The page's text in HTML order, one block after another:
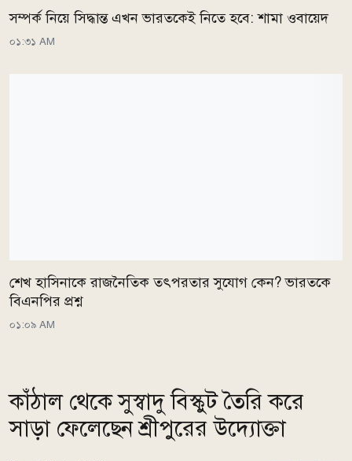
সম্পর্ক নিয়ে সিদ্ধান্ত এখন ভারতকেই নিতে হবে: শামা ওবায়েদ
০১:৩১ AM
শেখ হাসিনাকে রাজনৈতিক তৎপরতার সুযোগ কেন? ভারতকে
বিএনপির প্রশ্ন
০১:০৯ AM
কাঁঠাল থেকে সুস্বাদু বিস্কুট তৈরি করে
সাড়া ফেলেছেন শ্রীপুরের উদ্যোক্তা